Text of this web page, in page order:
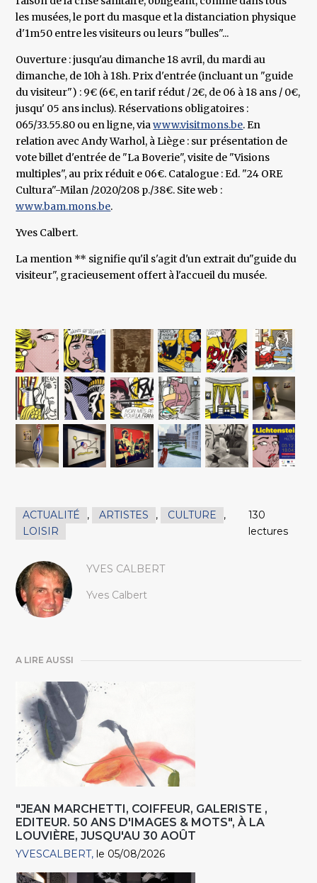
les musées, le port du masque et la distanciation physique
d'1m50 entre les visiteurs ou leurs "bulles"...
Ouverture : jusqu'au dimanche 18 avril, du mardi au
dimanche, de 10h à 18h. Prix d'entrée (incluant un "guide
du visiteur") : 9€ (6€, en tarif rédut / 2€, de 06 à 18 ans / 0€,
jusqu' 05 ans inclus). Réservations obligatoires :
065/33.55.80 ou en ligne, viawww.visitmons.be. En
relation avec Andy Warhol, à Liège : sur présentation de
vote billet d'entrée de "La Boverie", visite de "Visions
multiples", au prix réduit e 06€. Catalogue : Ed. "24 ORE
Cultura"-Milan /2020/208 p./38€. Site web :
www.bam.mons.be.
Yves Calbert.
La mention ** signifie qu'il s'agit d'un extrait du"guide du
visiteur", gracieusement offert à l'accueil du musée.
ACTUALITÉ , ARTISTES , CULTURE
,
LOISIR
130
lectures
YVES CALBERT
Yves Calbert
A LIRE AUSSI
"JEAN MARCHETTI, COIFFEUR, GALERISTE ,
EDITEUR. 50 ANS D'IMAGES & MOTS", À LA
LOUVIÈRE, JUSQU'AU 30 AOÛT
YVESCALBERT le 05/08/2026